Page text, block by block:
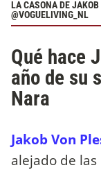
LA CASONA DE
@VOGUELIVING_NL
Qué hace
año de su
Nara
Jakob Von
alejado de